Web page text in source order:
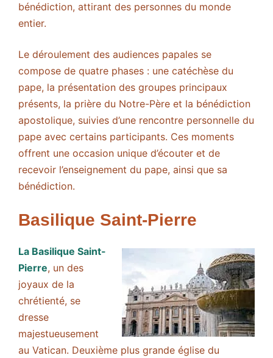
bénédiction, attirant des personnes du monde
entier.
Le déroulement des audiences papales se
compose de quatre phases : une catéchèse du
pape, la présentation des groupes principaux
présents, la prière du Notre-Père et la bénédiction
apostolique, suivies d’une rencontre personnelle du
pape avec certains participants. Ces moments
offrent une occasion unique d’écouter et de
recevoir l’enseignement du pape, ainsi que sa
bénédiction.
Basilique Saint-Pierre
La Basilique Saint-
Pierre, un des
joyaux de la
chrétienté, se
dresse
majestueusement
au Vatican. Deuxième plus grande église du